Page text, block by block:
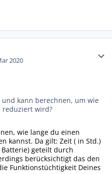
2020
kann berechnen, um wie
reduziert wird?
wie lange du einen
kannst. Da gilt: Zeit ( in Std.)
geteilt durch
berücksichtigt das den
Funktionstüchtigkeit Deines